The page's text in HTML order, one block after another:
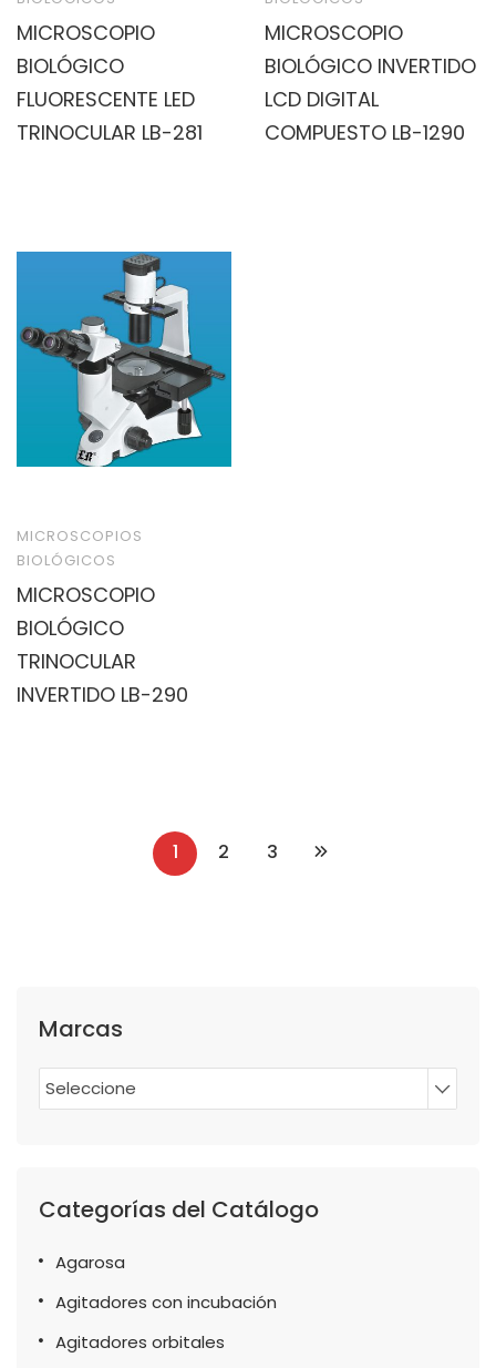
MICROSCOPIO
BIOLÓGICO
FLUORESCENTE LED
TRINOCULAR LB-281
MICROSCOPIO
BIOLÓGICO INVERTIDO
LCD DIGITAL
COMPUESTO LB-1290
MICROSCOPIOS
BIOLÓGICOS
MICROSCOPIO
BIOLÓGICO
TRINOCULAR
INVERTIDO LB-290
1 2 3
Marcas
Seleccione
Categorías del Catálogo
Agarosa
Agitadores con incubación
Agitadores orbitales